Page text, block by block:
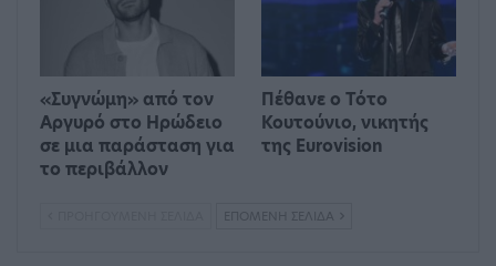
«Συγνώμη» από τον
Αργυρό στο Ηρώδειο
σε μια παράσταση για
το περιβάλλον
Πέθανε ο Τότο
Κουτούνιο, νικητής
της Eurovision
ΕΠΌΜΕΝΗ ΣΕΛΊΔΑ